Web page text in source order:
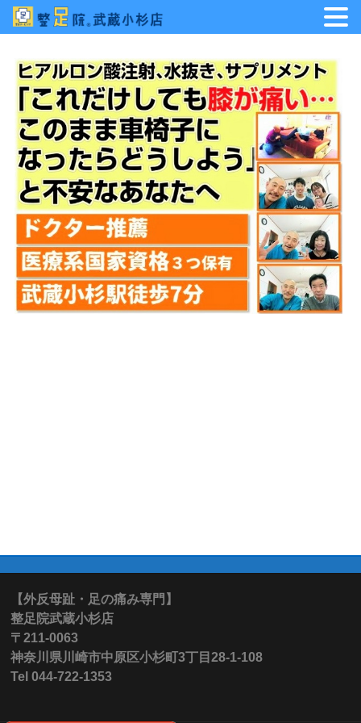
【外反母趾・足の痛み専門】
整足院武蔵小杉店
〒211-0063
神奈川県川崎市中原区小杉町3丁目28-1-108
Tel 044-722-1353